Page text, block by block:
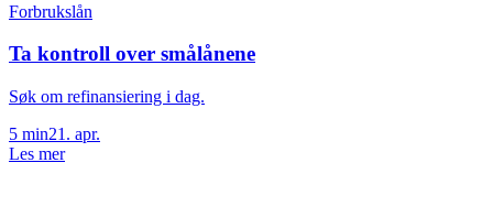
Forbrukslån
Ta kontroll over smålånene
Søk om refinansiering i dag.
5 min21. apr.
Les mer